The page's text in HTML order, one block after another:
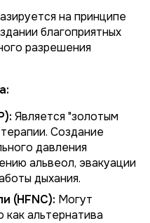
на принципе
благоприятных
разрешения
Является "золотым
Создание
давления
альвеол, эвакуации
дыхания.
(HFNC): Могут
как альтернатива